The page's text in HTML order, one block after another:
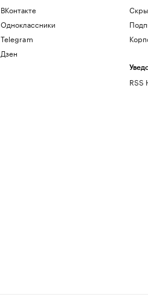
ВКонтакте
Одноклассники
Telegram
Дзен
RSS